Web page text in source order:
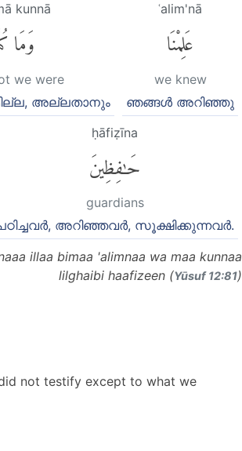
ʿalim'nā
عَلِمْنَا
we knew
ഞങ്ങള്‍ അറിഞ്ഞു
kunnā
وَمَا
we were
അല്ലതാനും
ḥāfiẓīna
حَٰفِظِينَ
guardians
അറിഞ്ഞവര്‍, സൂക്ഷിക്കുന്നവര്‍.
illaa bimaa 'alimnaa wa maa kunnaa
lilghaibi haafizeen (Yūsuf 12:81)
not testify except to what we